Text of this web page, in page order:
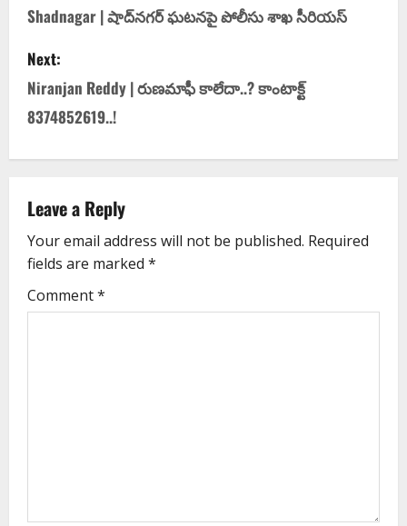
Shadnagar | షాద్‌న‌గ‌ర్ ఘ‌ట‌న‌పై పోలీసు శాఖ సీరియ‌స్‌
Next:
Niranjan Reddy | రుణ‌మాఫీ కాలేదా..? కాంటాక్ట్
8374852619..!
Leave a Reply
Your email address will not be published. Required
fields are marked *
Comment*